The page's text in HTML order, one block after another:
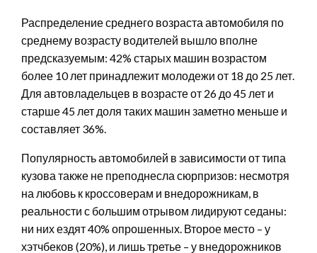
Распределение среднего возраста автомобиля по
среднему возрасту водителей вышло вполне
предсказуемым: 42% старых машин возрастом
более 10 лет принадлежит молодежи от 18 до 25 лет.
Для автовладельцев в возрасте от 26 до 45 лет и
старше 45 лет доля таких машин заметно меньше и
составляет 36%.
Популярность автомобилей в зависимости от типа
кузова также не преподнесла сюрпризов: несмотря
на любовь к кроссоверам и внедорожникам, в
реальности с большим отрывом лидируют седаны:
ни них ездят 40% опрошенных. Второе место – у
хэтчбеков (20%), и лишь третье – у внедорожников